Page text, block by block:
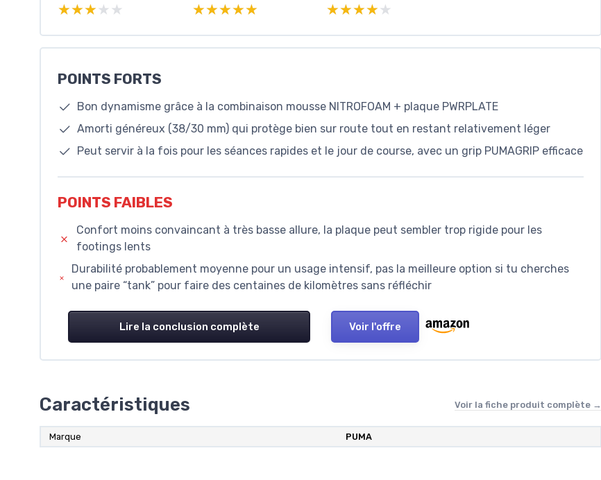
★★★★★
★★★★★ ★★★★★
★★★★★ ★★★★★
★★★★★
POINTS FORTS
Bon dynamisme grâce à la combinaison mousse NITROFOAM + plaque PWRPLATE
Amorti généreux (38/30 mm) qui protège bien sur route tout en restant relativement léger
Peut servir à la fois pour les séances rapides et le jour de course, avec un grip PUMAGRIP efficace
POINTS FAIBLES
Confort moins convaincant à très basse allure, la plaque peut sembler trop rigide pour les
footings lents
Durabilité probablement moyenne pour un usage intensif, pas la meilleure option si tu cherches
une paire “tank” pour faire des centaines de kilomètres sans réfléchir
Lire la conclusion complète Voir l'offre
Caractéristiques Voir la fiche produit complète →
Marque PUMA